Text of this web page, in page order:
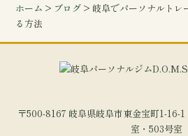
ホーム > ブログ > 岐阜でパーソナルトレ
る方法
〒500-8167 岐阜県岐阜市東金宝町1-16-
室・503号室